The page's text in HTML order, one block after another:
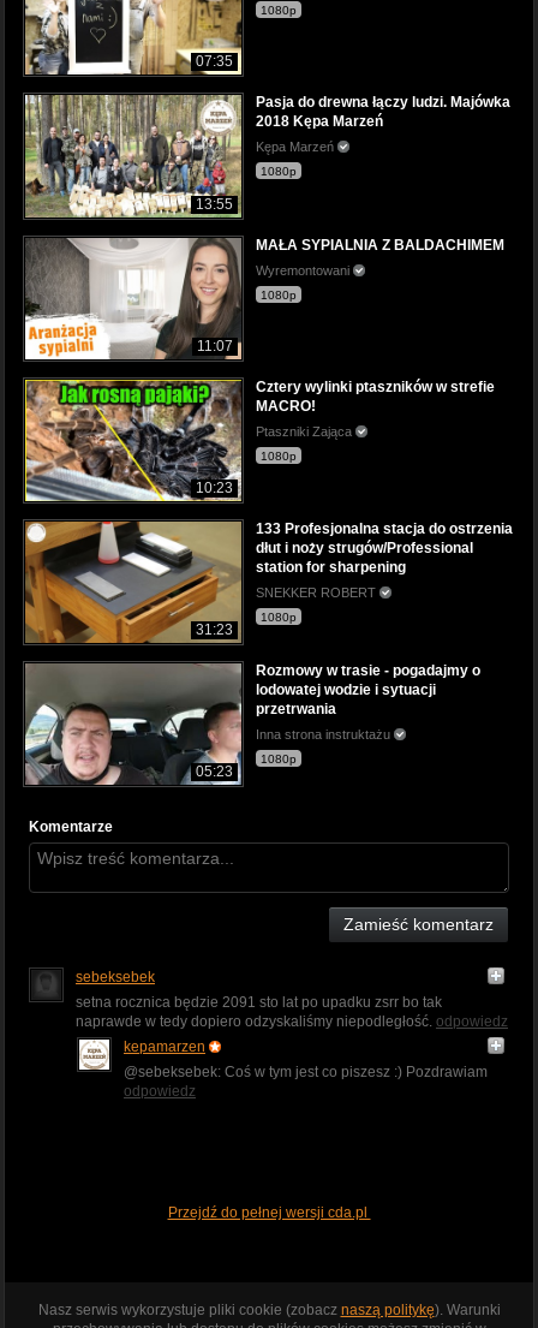
07:35
1080p
13:55
Pasja do drewna łączy ludzi. Majówka
2018 Kępa Marzeń
Kępa Marzeń
1080p
11:07
MAŁA SYPIALNIA Z BALDACHIMEM
Wyremontowani
1080p
10:23
Cztery wylinki ptaszników w strefie
MACRO!
Ptaszniki Zająca
1080p
31:23
133 Profesjonalna stacja do ostrzenia
dłut i noży strugów/Professional
station for sharpening
SNEKKER ROBERT
1080p
05:23
Rozmowy w trasie - pogadajmy o
lodowatej wodzie i sytuacji
przetrwania
Inna strona instruktażu
1080p
Komentarze
Zamieść komentarz
sebeksebek
setna rocznica będzie 2091 sto lat po upadku zsrr bo tak
naprawde w tedy dopiero odzyskaliśmy niepodległość. odpowiedz
kepamarzen
@sebeksebek: Coś w tym jest co piszesz :) Pozdrawiam
odpowiedz
Przejdź do pełnej wersji cda.pl
Nasz serwis wykorzystuje pliki cookie (zobacz naszą politykę). Warunki